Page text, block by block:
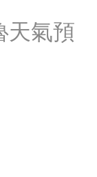
天氣預